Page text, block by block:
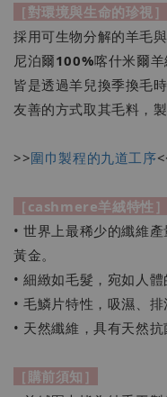
［對環境與生命的珍視］
採用可生物分解的羊毛與
尼泊爾100%喀什米爾
皆是透過羊兒換季換毛
友善的方式取其毛料，
>>圍巾製程的九道工序
［cashmere羊絨特性］
• 世界上最稀少的纖維
黃金。
• 細緻如毛髮，宛如人
• 毛鱗片特性，吸濕、排
• 天然纖維，具有天然抗
［購前須知］